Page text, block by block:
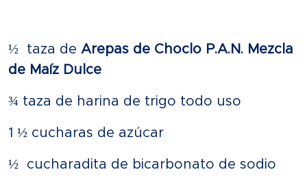
½ taza de Arepas de Choclo P.A.N. Mezcla
de Maíz Dulce
¾ taza de harina de trigo todo uso
1 ½ cucharas de azúcar
½ cucharadita de bicarbonato de sodio